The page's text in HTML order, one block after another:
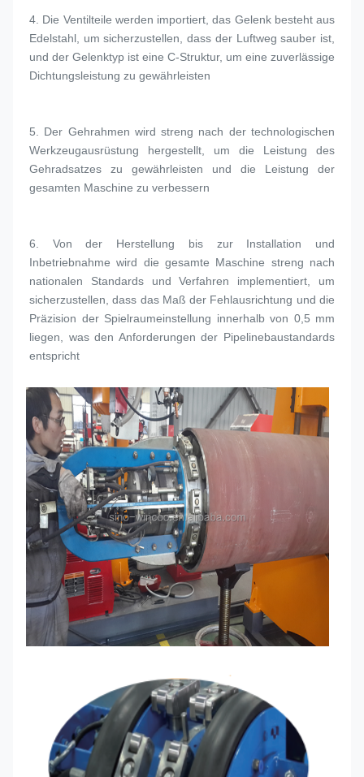
4. Die Ventilteile werden importiert, das Gelenk besteht aus
Edelstahl, um sicherzustellen, dass der Luftweg sauber ist,
und der Gelenktyp ist eine C-Struktur, um eine zuverlässige
Dichtungsleistung zu gewährleisten
5. Der Gehrahmen wird streng nach der technologischen
Werkzeugausrüstung hergestellt, um die Leistung des
Gehradsatzes zu gewährleisten und die Leistung der
gesamten Maschine zu verbessern
6. Von der Herstellung bis zur Installation und
Inbetriebnahme wird die gesamte Maschine streng nach
nationalen Standards und Verfahren implementiert, um
sicherzustellen, dass das Maß der Fehlausrichtung und die
Präzision der Spielraumeinstellung innerhalb von 0,5 mm
liegen, was den Anforderungen der Pipelinebaustandards
entspricht